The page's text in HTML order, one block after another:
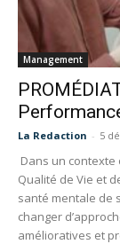
Management
La Redaction - 5
Dans un
Qualité de Vie et
santé mentale de
changer
amélioratives et